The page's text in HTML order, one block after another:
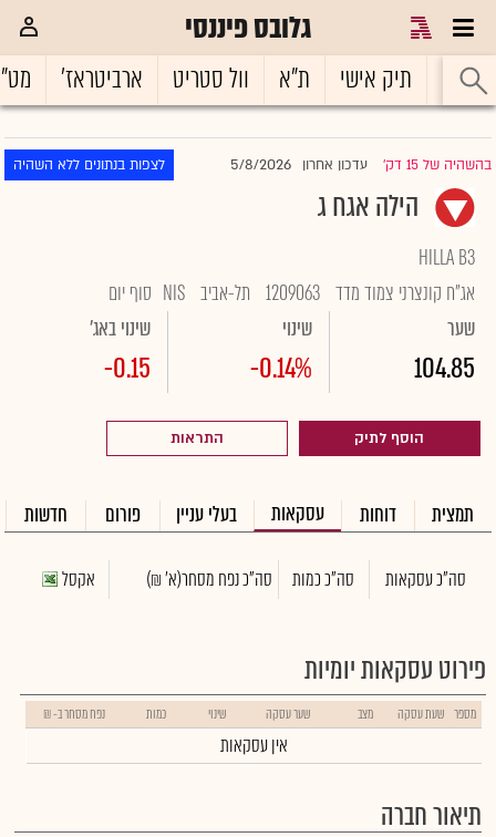
גלובס פיננסי
ראשי תיק אישי ת"א וול סטריט ארביטראז'
בהשהיה של 15 דק' |עדכון אחרון 5/8/2026 לצפות בנתונים ללא השהיה
הילה אגח ג
HILLA B3
אג"ח קונצרני צמוד מדד 1209063 תל-אביב NIS סוף יום
שער
104.85
שינוי
-0.14%
שינוי באג'
-0.15
הוסף לתיק התראות
תמצית דוחות עסקאות בעלי עניין פורום חדשות
סה"כ עסקאות סה"כ כמות סה"כ נפח מסחר(א' ₪) אקסל
פירוט עסקאות יומיות
מספר שעת עסקה מצב שער עסקה שינוי כמות נפח מסחר ב- ₪
אין עסקאות
תיאור חברה